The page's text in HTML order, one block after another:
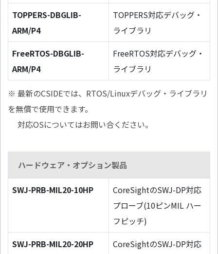
TOPPERS-DBGLIB-
ARM/P4
TOPPERS対応デバッグ・
ライブラリ
FreeRTOS-DBGLIB-
ARM/P4
FreeRTOS対応デバッグ・
ライブラリ
※ 最新のCSIDEでは、RTOS/Linuxデバッグ・ライブラリ
を無償で使用できます。
対応OSについてはお問い合ください。
ハードウェア・オプション製品
SWJ-PRB-MIL20-10HP
CoreSightのSWJ-DP対応
プローブ(10ピンMIL ハー
フピッチ)
SWJ-PRB-MIL20-20HP
CoreSightのSWJ-DP対応